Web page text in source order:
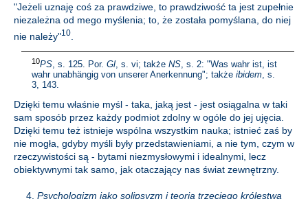
"Jeżeli uznaję coś za prawdziwe, to prawdziwość ta jest zupełnie
niezależna od mego myślenia; to, że została pomyślana, do niej
nie należy"10.
10PS, s. 125. Por. Gl, s. vi; także NS, s. 2: "Was wahr ist, ist
wahr unabhängig von unserer Anerkennung"; także ibidem, s.
3, 143.
Dzięki temu właśnie myśl - taka, jaką jest - jest osiągalna w taki
sam sposób przez każdy podmiot zdolny w ogóle do jej ujęcia.
Dzięki temu też istnieje wspólna wszystkim nauka; istnieć zaś by
nie mogła, gdyby myśli były przedstawieniami, a nie tym, czym w
rzeczywistości są - bytami niezmysłowymi i idealnymi, lecz
obiektywnymi tak samo, jak otaczający nas świat zewnętrzny.
4. Psychologizm jako solipsyzm i teoria trzeciego królestwa